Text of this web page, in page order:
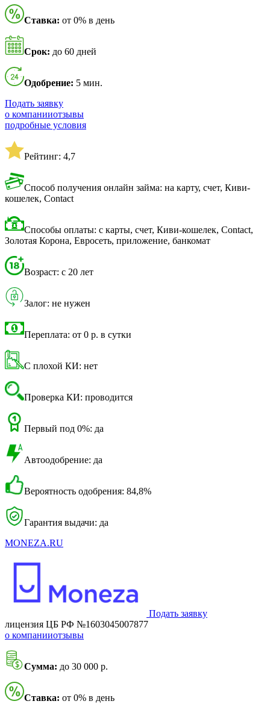
Ставка: от 0% в день
Срок: до 60 дней
Одобрение: 5 мин.
Подать заявку
о компанииотзывы
подробные условия
Рейтинг: 4,7
Способ получения онлайн займа: на карту, счет, Киви-
кошелек, Contact
Способы оплаты: с карты, счет, Киви-кошелек, Contact,
Золотая Корона, Евросеть, приложение, банкомат
Возраст: с 20 лет
Залог: не нужен
Переплата: от 0 р. в сутки
С плохой КИ: нет
Проверка КИ: проводится
Первый под 0%: да
Автоодобрение: да
Вероятность одобрения: 84,8%
Гарантия выдачи: да
MONEZA.RU
Подать заявку
лицензия ЦБ РФ №1603045007877
о компанииотзывы
Сумма: до 30 000 р.
Ставка: от 0% в день